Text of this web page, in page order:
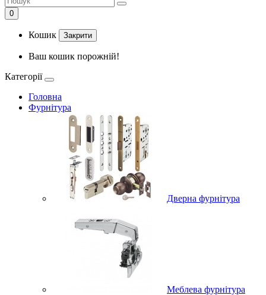
0
Кошик Закрити
Ваш кошик порожній!
Категорії
Головна
Фурнітура
Дверна фурнітура
Меблева фурнітура